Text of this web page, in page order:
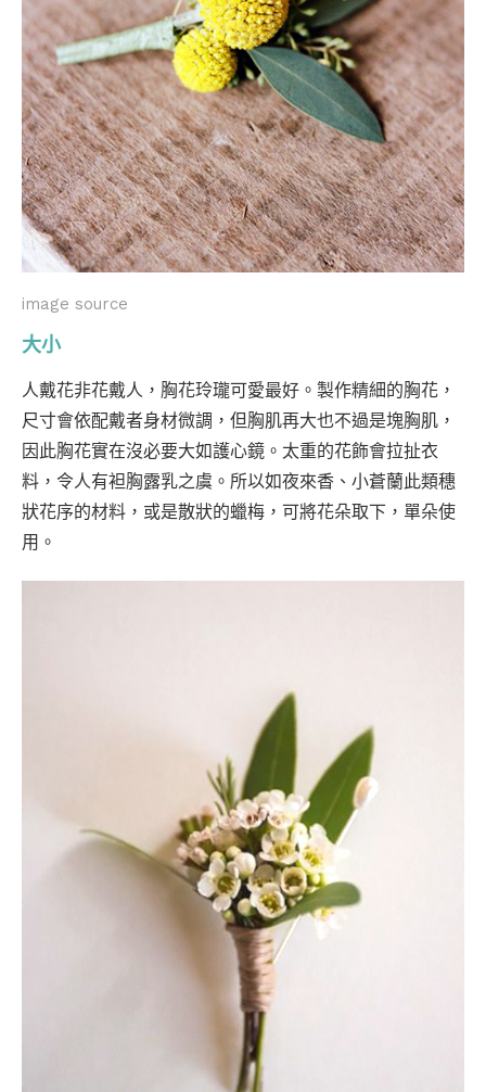
image source
大小
人戴花非花戴人，胸花玲瓏可愛最好。製作精細的胸花，
尺寸會依配戴者身材微調，但胸肌再大也不過是塊胸肌，
因此胸花實在沒必要大如護心鏡。太重的花飾會拉扯衣
料，令人有袒胸露乳之虞。所以如夜來香、小蒼蘭此類穗
狀花序的材料，或是散狀的蠟梅，可將花朵取下，單朵使
用。